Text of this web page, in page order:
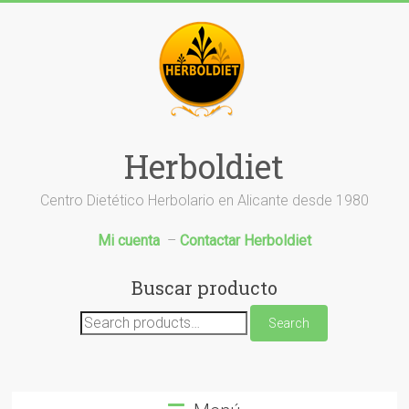
Herboldiet
Centro Dietético Herbolario en Alicante desde 1980
Mi cuenta – Contactar Herboldiet
Buscar producto
Search
for:
Search